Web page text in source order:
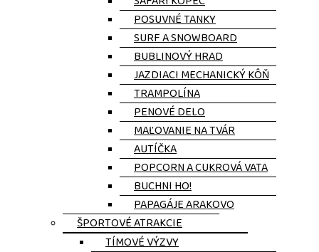
POSUVNÉ TANKY
SURF A SNOWBOARD
BUBLINOVÝ HRAD
JAZDIACI MECHANICKÝ KÔŇ
TRAMPOLÍNA
PENOVÉ DELO
MAĽOVANIE NA TVÁR
AUTÍČKA
POPCORN A CUKROVÁ VATA
BUCHNI HO!
PAPAGÁJE ARAKOVO
ŠPORTOVÉ ATRAKCIE
TÍMOVÉ VÝZVY